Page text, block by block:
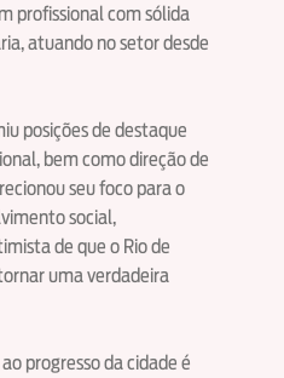
profissional com sólida
atuando no setor desde
posições de destaque
bem como direção de
seu foco para o
social,
de que o Rio de
uma verdadeira
progresso da cidade é